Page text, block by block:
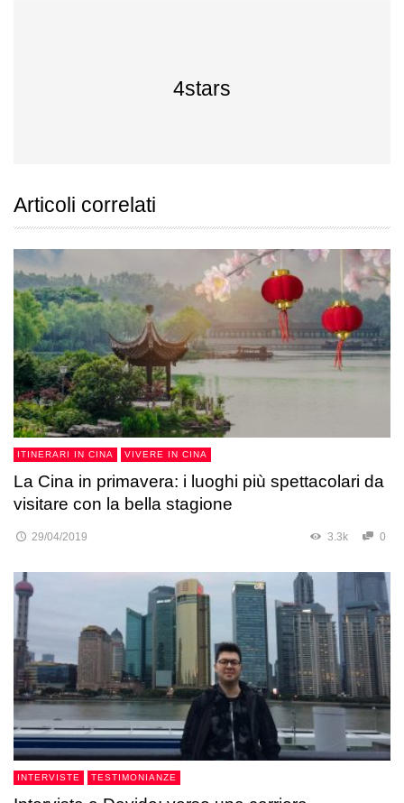
4stars
Articoli correlati
ITINERARI IN CINA VIVERE IN CINA
La Cina in primavera: i luoghi più spettacolari da
visitare con la bella stagione
29/04/2019 3.3k 0
INTERVISTE TESTIMONIANZE